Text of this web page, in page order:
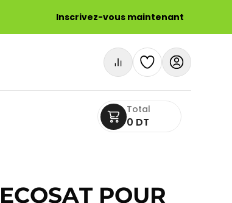
Inscrivez-vous maintenant
Total
0 DT
POUR